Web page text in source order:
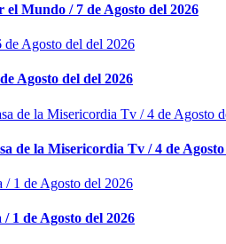
Mundo / 7 de Agosto del 2026
Agosto del del 2026
de la Misericordia Tv / 4 de Agosto
1 de Agosto del 2026